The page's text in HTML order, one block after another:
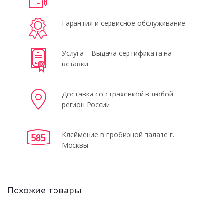
Гарантия и сервисное обслуживание
Услуга – Выдача сертификата на
вставки
Доставка со страховкой в любой
регион России
Клеймение в пробирной палате г.
Москвы
Похожие товары